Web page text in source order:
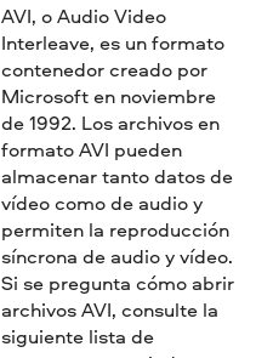
AVI, o Audio Video
Interleave, es un formato
contenedor creado por
Microsoft en noviembre
de 1992. Los archivos en
formato AVI pueden
almacenar tanto datos de
vídeo como de audio y
permiten la reproducción
síncrona de audio y vídeo.
Si se pregunta cómo abrir
archivos AVI, consulte la
siguiente lista de